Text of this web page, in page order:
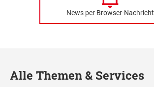
News per Browser-Nachricht
Alle Themen & Services